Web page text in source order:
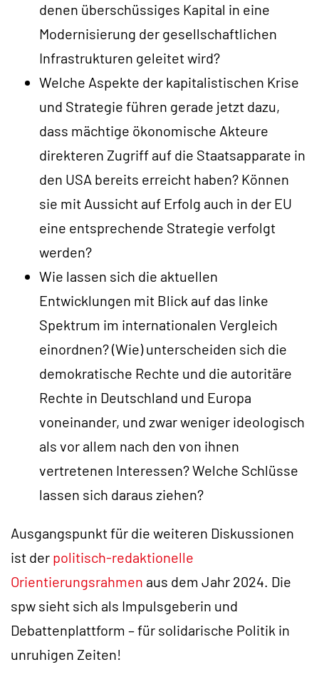
denen überschüssiges Kapital in eine
Modernisierung der gesellschaftlichen
Infrastrukturen geleitet wird?
Welche Aspekte der kapitalistischen Krise
und Strategie führen gerade jetzt dazu,
dass mächtige ökonomische Akteure
direkteren Zugriff auf die Staatsapparate in
den USA bereits erreicht haben? Können
sie mit Aussicht auf Erfolg auch in der EU
eine entsprechende Strategie verfolgt
werden?
Wie lassen sich die aktuellen
Entwicklungen mit Blick auf das linke
Spektrum im internationalen Vergleich
einordnen? (Wie) unterscheiden sich die
demokratische Rechte und die autoritäre
Rechte in Deutschland und Europa
voneinander, und zwar weniger ideologisch
als vor allem nach den von ihnen
vertretenen Interessen? Welche Schlüsse
lassen sich daraus ziehen?
Ausgangspunkt für die weiteren Diskussionen
ist der politisch-redaktionelle
Orientierungsrahmen aus dem Jahr 2024. Die
spw sieht sich als Impulsgeberin und
Debattenplattform – für solidarische Politik in
unruhigen Zeiten!